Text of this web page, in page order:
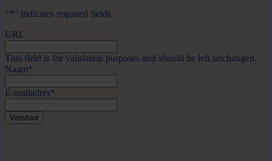
"*" indicates required fields
URL
This field is for validation purposes and should be left unchanged.
Naam*
E-mailadres*